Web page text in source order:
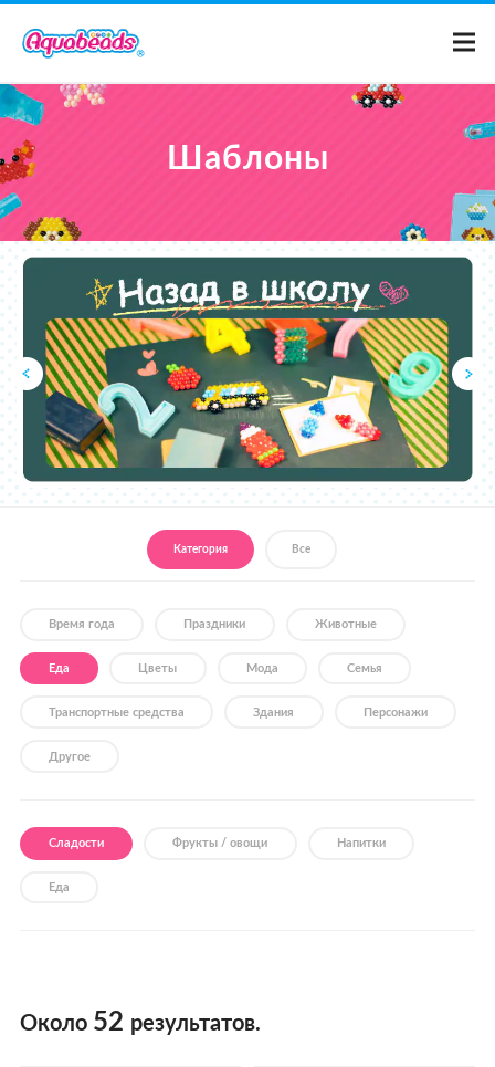
Что такое Аквабидс?
Видео
Для родителей
Шаблоны
Категория Все
Время года Праздники Животные
Еда Цветы Мода Семья
Транспортные средства Здания Персонажи
Другое
Сладости Фрукты / овощи Напитки
Еда
Около 52 результатов.